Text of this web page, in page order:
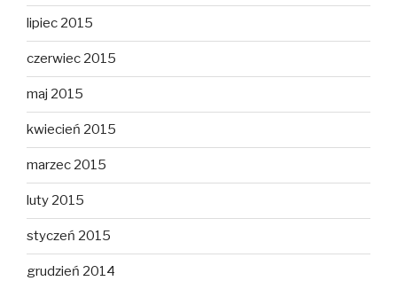
lipiec 2015
czerwiec 2015
maj 2015
kwiecień 2015
marzec 2015
luty 2015
styczeń 2015
grudzień 2014